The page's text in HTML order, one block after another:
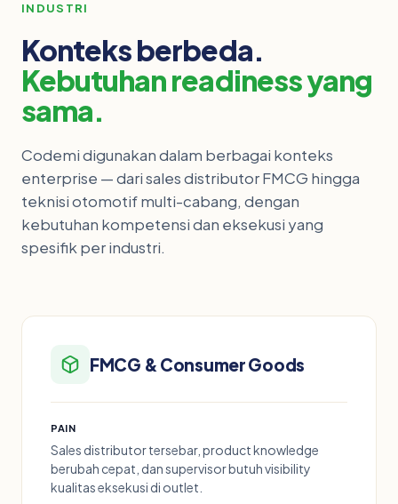
INDUSTRI
Konteks berbeda.
Kebutuhan readiness yang
sama.
Codemi digunakan dalam berbagai konteks
enterprise — dari sales distributor FMCG hingga
teknisi otomotif multi-cabang, dengan
kebutuhan kompetensi dan eksekusi yang
spesifik per industri.
FMCG & Consumer Goods
PAIN
Sales distributor tersebar, product knowledge
berubah cepat, dan supervisor butuh visibility
kualitas eksekusi di outlet.